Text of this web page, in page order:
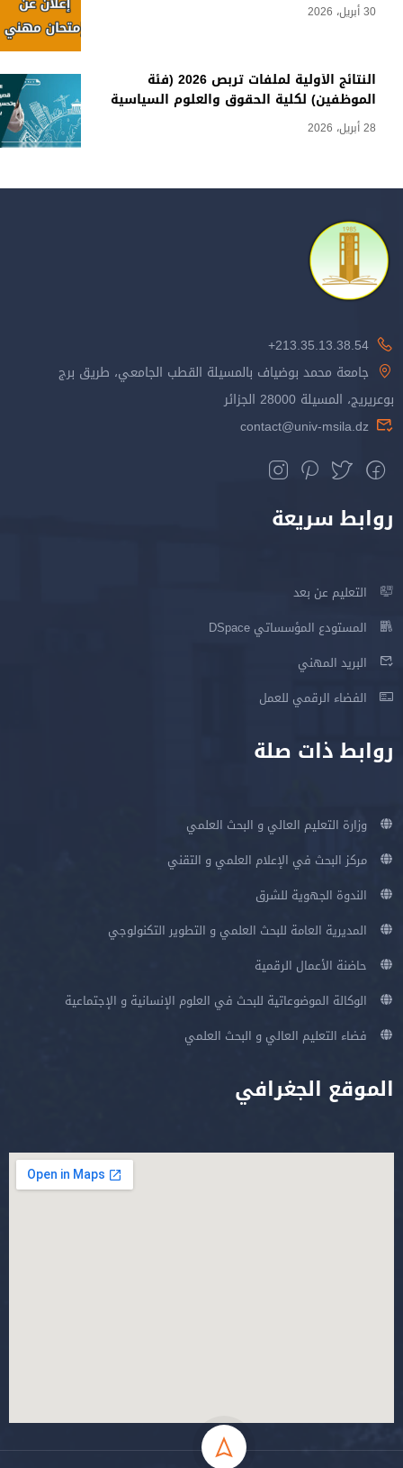
30 أبريل، 2026
النتائج الأولية لملفات تربص 2026 (فئة
الموظفين) لكلية الحقوق والعلوم السياسية
28 أبريل، 2026
213.35.13.38.54+
جامعة محمد بوضياف بالمسيلة القطب الجامعي، طريق برج
بوعريريج، المسيلة 28000 الجزائر
contact@univ-msila.dz
روابط سريعة
التعليم عن بعد
المستودع المؤسساتي DSpace
البريد المهني
الفضاء الرقمي للعمل
روابط ذات صلة
وزارة التعليم العالي و البحث العلمي
مركز البحث في الإعلام العلمي و التقني
الندوة الجهوية للشرق
المديرية العامة للبحث العلمي و التطوير التكنولوجي
حاضنة الأعمال الرقمية
الوكالة الموضوعاتية للبحث في العلوم الإنسانية و الإجتماعية
فضاء التعليم العالي و البحث العلمي
الموقع الجغرافي